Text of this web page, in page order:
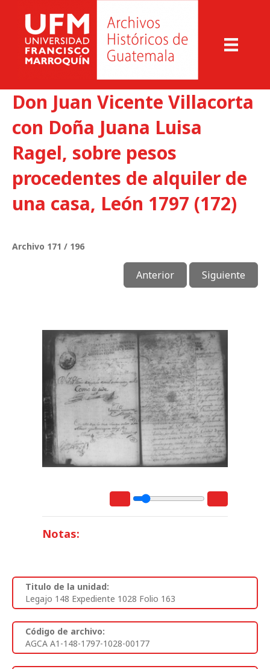
Don Juan Vicente Villacorta
con Doña Juana Luisa
Ragel, sobre pesos
procedentes de alquiler de
una casa, León 1797 (172)
Archivo 171 / 196
Anterior Siguiente
Notas:
Titulo de la unidad:
Legajo 148 Expediente 1028 Folio 163
Código de archivo:
AGCA A1-148-1797-1028-00177